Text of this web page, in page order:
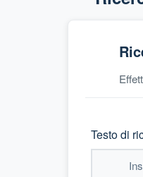
Testo di